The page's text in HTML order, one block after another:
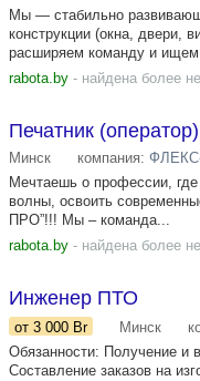
Мы — стабильно
конструкции (окна, двери,
расширяем команду и ищем
rabota.by - найдена более
Печатник
Минск компания:
Мечтаешь о профессии, где
волны, освоить
ПРО”!!! Мы – команда...
rabota.by - найдена более
Инженер ПТО
от 3 000 Br Минск
Обязанности: Получение и
Составление заказов на